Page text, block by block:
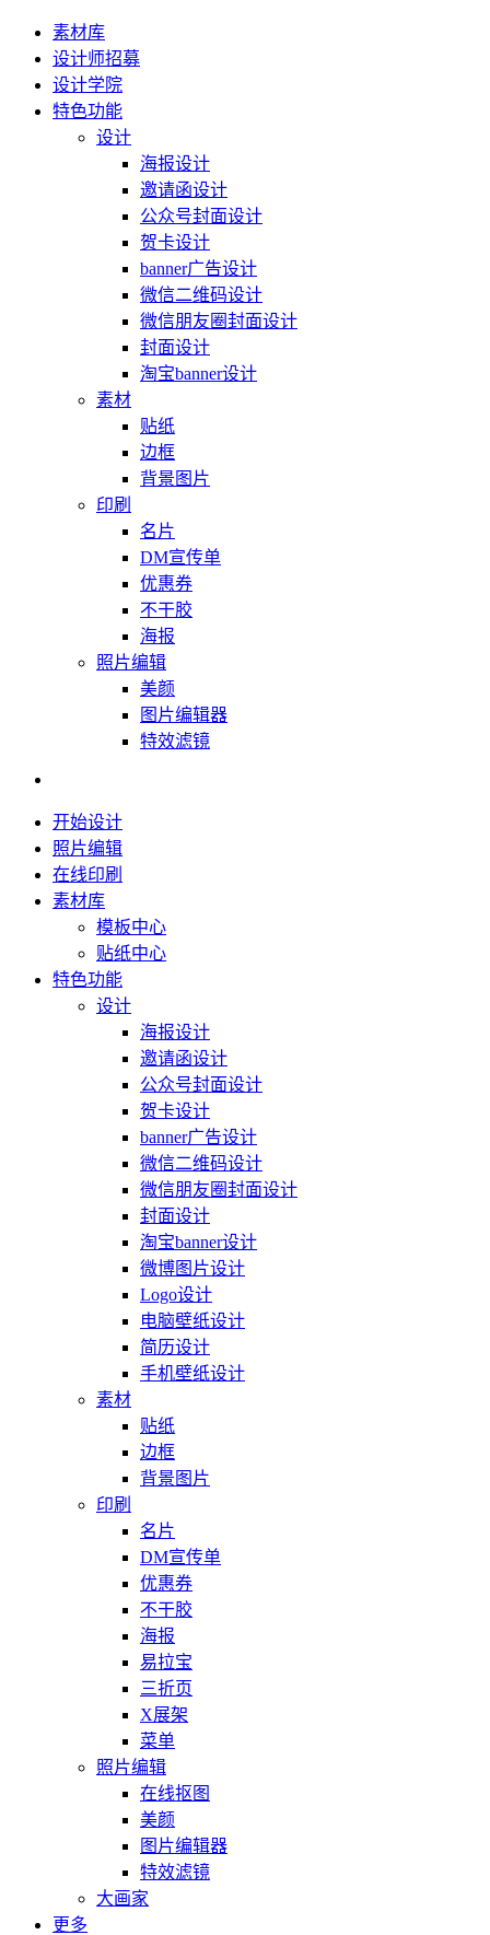
素材库
设计师招募
设计学院
特色功能
设计
海报设计
邀请函设计
公众号封面设计
贺卡设计
banner广告设计
微信二维码设计
微信朋友圈封面设计
封面设计
淘宝banner设计
素材
贴纸
边框
背景图片
印刷
名片
DM宣传单
优惠券
不干胶
海报
照片编辑
美颜
图片编辑器
特效滤镜
开始设计
照片编辑
在线印刷
素材库
模板中心
贴纸中心
特色功能
设计
海报设计
邀请函设计
公众号封面设计
贺卡设计
banner广告设计
微信二维码设计
微信朋友圈封面设计
封面设计
淘宝banner设计
微博图片设计
Logo设计
电脑壁纸设计
简历设计
手机壁纸设计
素材
贴纸
边框
背景图片
印刷
名片
DM宣传单
优惠券
不干胶
海报
易拉宝
三折页
X展架
菜单
照片编辑
在线抠图
美颜
图片编辑器
特效滤镜
大画家
更多